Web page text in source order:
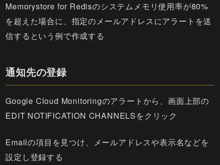
Memorystore for Redisのシステムメモリ使用率が80%
を超えた場合に、指定のメールアドレスにアラートを送
信するという例で作成する
通知先の登録
Google Cloud Monitoringのアラートから、画面上部の
EDIT NOTIFICATION CHANNELSをクリック
Emailの項目を見つけ、メールアドレスや表示名などを
設定し登録する